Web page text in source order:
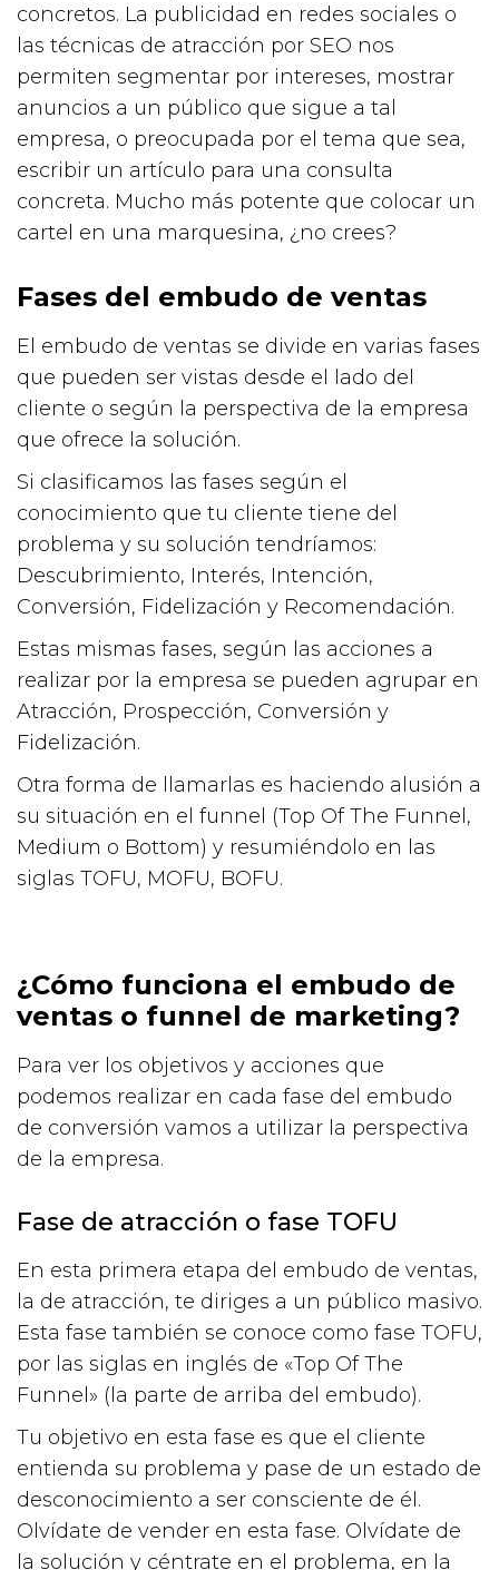
concretos. La publicidad en redes sociales o
las técnicas de atracción por SEO nos
permiten segmentar por intereses, mostrar
anuncios a un público que sigue a tal
empresa, o preocupada por el tema que sea,
escribir un artículo para una consulta
concreta. Mucho más potente que colocar un
cartel en una marquesina, ¿no crees?
Fases del embudo de ventas
El embudo de ventas se divide en varias fases
que pueden ser vistas desde el lado del
cliente o según la perspectiva de la empresa
que ofrece la solución.
Si clasificamos las fases según el
conocimiento que tu cliente tiene del
problema y su solución tendríamos:
Descubrimiento, Interés, Intención,
Conversión, Fidelización y Recomendación.
Estas mismas fases, según las acciones a
realizar por la empresa se pueden agrupar en
Atracción, Prospección, Conversión y
Fidelización.
Otra forma de llamarlas es haciendo alusión a
su situación en el funnel (Top Of The Funnel,
Medium o Bottom) y resumiéndolo en las
siglas TOFU, MOFU, BOFU.
¿Cómo funciona el embudo de
ventas o funnel de marketing?
Para ver los objetivos y acciones que
podemos realizar en cada fase del embudo
de conversión vamos a utilizar la perspectiva
de la empresa.
Fase de atracción o fase TOFU
En esta primera etapa del embudo de ventas,
la de atracción, te diriges a un público masivo.
Esta fase también se conoce como fase TOFU,
por las siglas en inglés de «Top Of The
Funnel» (la parte de arriba del embudo).
Tu objetivo en esta fase es que el cliente
entienda su problema y pase de un estado de
desconocimiento a ser consciente de él.
Olvídate de vender en esta fase. Olvídate de
la solución y céntrate en el problema, en la